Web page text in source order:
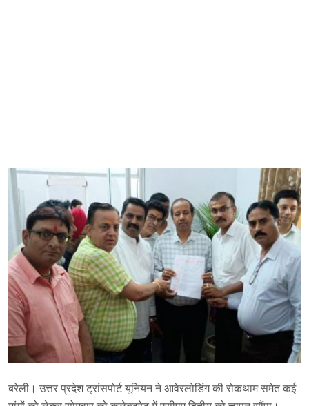
बरेली। उत्तर प्रदेश ट्रांसपोर्ट यूनियन ने आवेरलोडिंग की रोकथाम समेत कई